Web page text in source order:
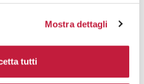
Mostra dettagli
tutti